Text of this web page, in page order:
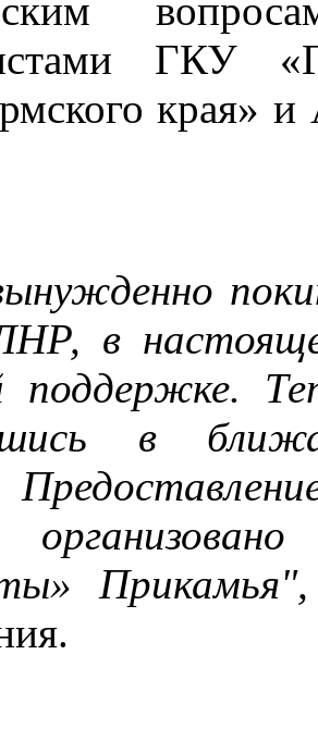
ГКУ
края» и
в
поддержке.
в
Прикамья",